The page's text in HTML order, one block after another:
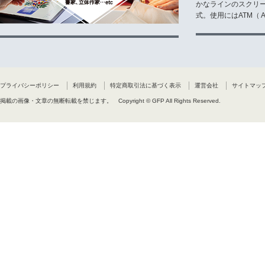
かなラインのスクリ
式。使用にはATM（
プライバシーポリシー 利用規約 特定商取引法に基づく表示 運営会社 サイトマッ
掲載の画像・文章の無断転載を禁じます。 Copyright © GFP All Rights Reserved.